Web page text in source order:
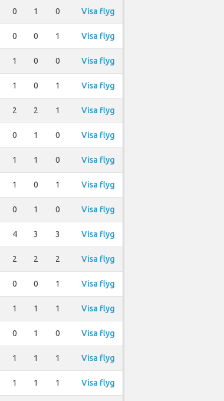
0 1 0 Visa flyg
0 0 1 Visa flyg
1 0 0 Visa flyg
1 0 1 Visa flyg
2 2 1 Visa flyg
0 1 0 Visa flyg
1 1 0 Visa flyg
1 0 1 Visa flyg
0 1 0 Visa flyg
4 3 3 Visa flyg
2 2 2 Visa flyg
0 0 1 Visa flyg
1 1 1 Visa flyg
0 1 0 Visa flyg
1 1 1 Visa flyg
1 1 1 Visa flyg